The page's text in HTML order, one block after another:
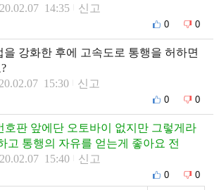
20.02.07 14:35 신고
0 0
을 강화한 후에 고속도로 통행을 허하면
20.02.07 15:30 신고
0 0
호판 앞에단 오토바이 없지만 그렇게라
고 통행의 자유를 얻는게 좋아요 전
20.02.07 15:40 신고
0 0